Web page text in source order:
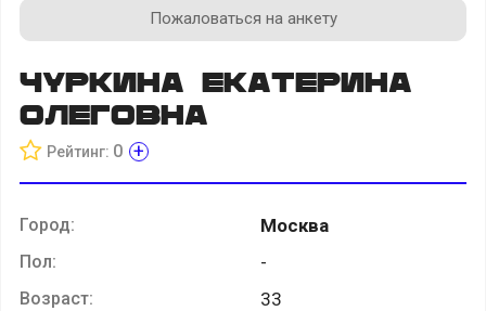
Пожаловаться на анкету
Чуркина Екатерина
Олеговна
Рейтинг: 0 +
Город: Москва
Пол: -
Возраст: 33